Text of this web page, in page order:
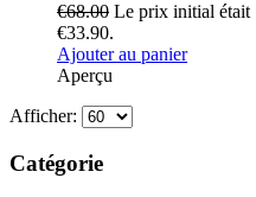
€68.00 Le prix initial était
€33.90.
Ajouter au panier
Aperçu
Afficher:
Catégorie